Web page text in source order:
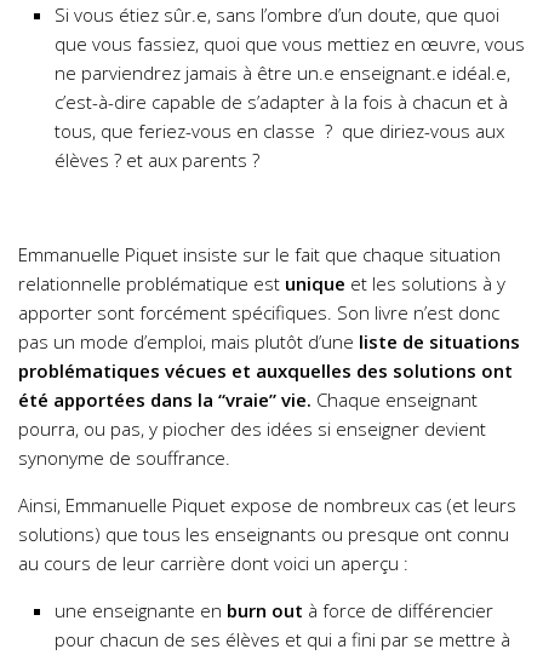
Si vous étiez sûr.e, sans l’ombre d’un doute, que quoi
que vous fassiez, quoi que vous mettiez en œuvre, vous
ne parviendrez jamais à être un.e enseignant.e idéal.e,
c’est-à-dire capable de s’adapter à la fois à chacun et à
tous, que feriez-vous en classe ? que diriez-vous aux
élèves ? et aux parents ?
Emmanuelle Piquet insiste sur le fait que chaque situation
relationnelle problématique est unique et les solutions à y
apporter sont forcément spécifiques. Son livre n’est donc
pas un mode d’emploi, mais plutôt d’une liste de situations
problématiques vécues et auxquelles des solutions ont
été apportées dans la “vraie” vie. Chaque enseignant
pourra, ou pas, y piocher des idées si enseigner devient
synonyme de souffrance.
Ainsi, Emmanuelle Piquet expose de nombreux cas (et leurs
solutions) que tous les enseignants ou presque ont connu
au cours de leur carrière dont voici un aperçu :
une enseignante en burn out à force de différencier
pour chacun de ses élèves et qui a fini par se mettre à